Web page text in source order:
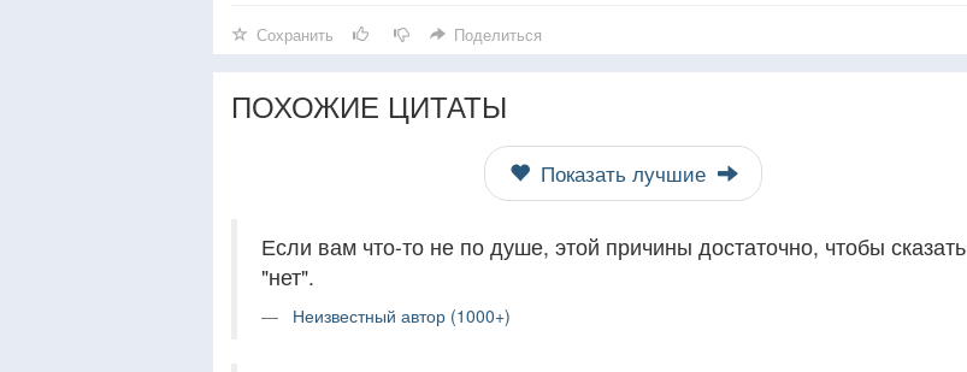
Сохранить Поделиться
ПОХОЖИЕ ЦИТАТЫ
Показать лучшие
Если вам что-то не по душе, этой причины достаточно, чтобы сказать
"нет".
Неизвестный автор (1000+)